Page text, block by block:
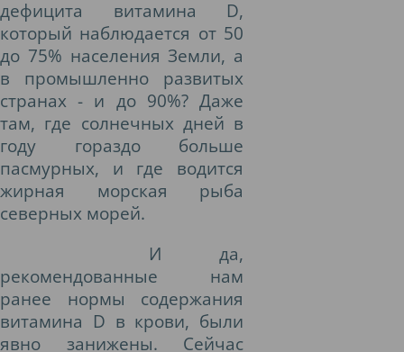
дефицита витамина D,
который наблюдается от 50
до 75% населения Земли, а
в промышленно развитых
странах - и до 90%? Даже
там, где солнечных дней в
году гораздо больше
пасмурных, и где водится
жирная морская рыба
северных морей.
И да,
рекомендованные нам
ранее нормы содержания
витамина D в крови, были
явно занижены. Сейчас